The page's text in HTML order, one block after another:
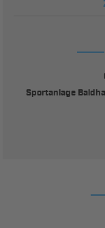
Sportanlage